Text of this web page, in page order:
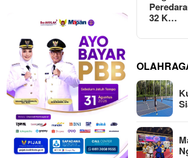
32 K…